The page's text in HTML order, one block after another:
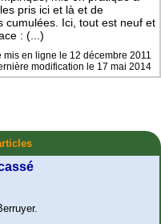
pris ici et là et de
cumulées. Ici, tout est neuf et
: (...)
mis en ligne le 12 décembre 2011
modification le 17 mai 2014